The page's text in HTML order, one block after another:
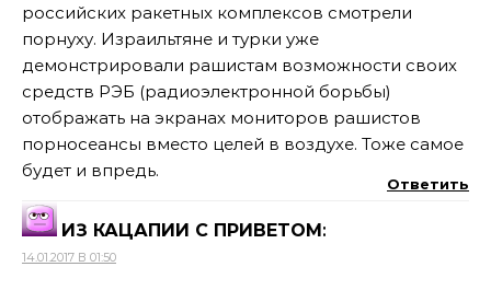
российских ракетных комплексов смотрели
порнуху. Израильтяне и турки уже
демонстрировали рашистам возможности своих
средств РЭБ (радиоэлектронной борьбы)
отображать на экранах мониторов рашистов
порносеансы вместо целей в воздухе. Тоже самое
будет и впредь.
Ответить
ИЗ КАЦАПИИ С ПРИВЕТОМ:
14.01.2017 В 01:50